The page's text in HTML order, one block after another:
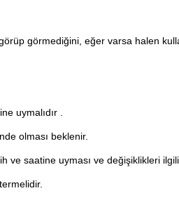
görmediğini, eğer varsa halen
uymalıdır .
olması beklenir.
ve saatine uyması ve değişiklikleri